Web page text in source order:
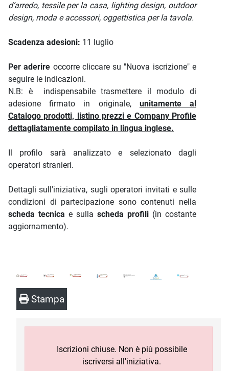
d’arredo, tessile per la casa, lighting design, outdoor
design, moda e accessori, oggettistica per la tavola.
Scadenza adesioni: 11 luglio
Per aderire occorre cliccare su "Nuova iscrizione" e
seguire le indicazioni.
N.B: è indispensabile trasmettere il modulo di
adesione firmato in originale, unitamente al
Catalogo prodotti, listino prezzi e Company Profile
dettagliatamente compilato in lingua inglese.
Il profilo sarà analizzato e selezionato dagli
operatori stranieri.
Dettagli sull'iniziativa, sugli operatori invitati e sulle
condizioni di partecipazione sono contenuti nella
scheda tecnica e sulla scheda profili (in costante
aggiornamento).
Stampa
Iscrizioni chiuse. Non è più possibile
iscriversi all'iniziativa.